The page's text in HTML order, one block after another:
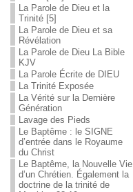
La Parole de Dieu et la
Trinité [5]
La Parole de Dieu et sa
Révélation
La Parole de Dieu La Bible
KJV
La Parole Écrite de DIEU
La Trinité Exposée
La Vérité sur la Dernière
Génération
Lavage des Pieds
Le Baptême : le SIGNE
d’entrée dans le Royaume
du Christ
Le Baptême, la Nouvelle Vie
d’un Chrétien. Également la
doctrine de la trinité de